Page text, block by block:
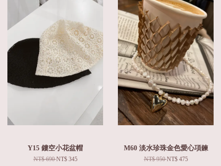
Y15 鏤空小花盆帽
NT$ 690NT$ 345
M60 淡水珍珠金色愛心項鍊
NT$ 950NT$ 475